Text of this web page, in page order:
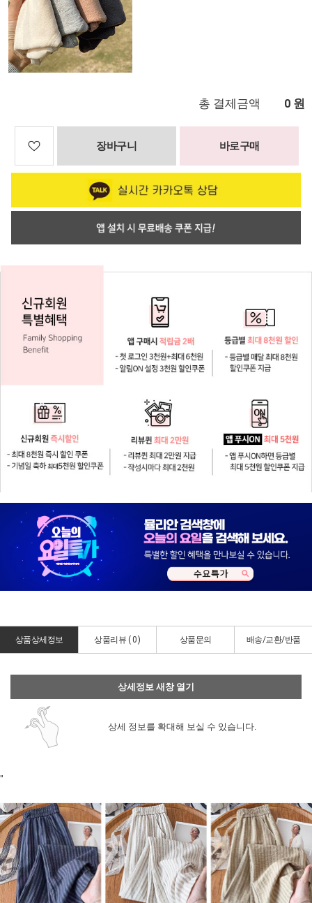
총 결제금액 0 원
장바구니 바로구매
상품상세정보 상품리뷰 ( 0) 상품문의 배송/교환/반품
상세정보 새창 열기
상세 정보를 확대해 보실 수 있습니다.
"